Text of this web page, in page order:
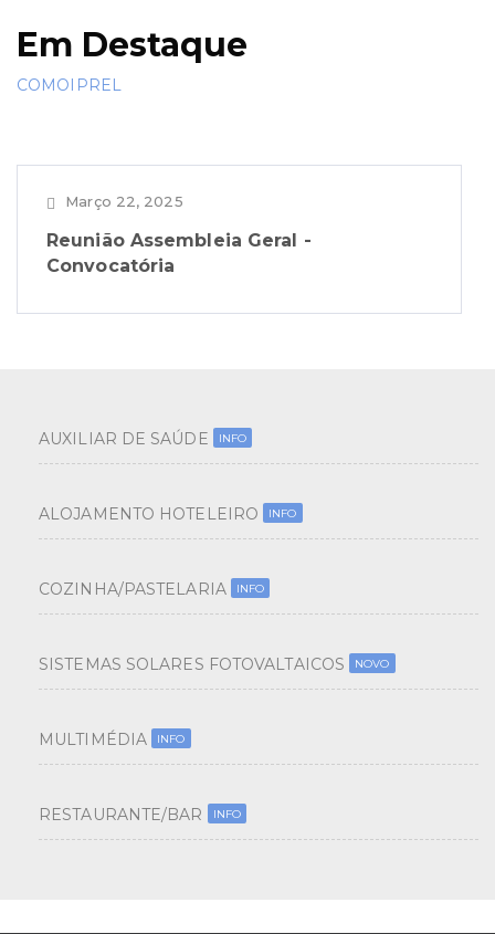
Em Destaque
COMOIPREL
Março 22, 2025
Reunião Assembleia Geral -
Convocatória
AUXILIAR DE SAÚDE INFO
ALOJAMENTO HOTELEIRO INFO
COZINHA/PASTELARIA INFO
SISTEMAS SOLARES FOTOVALTAICOS NOVO
MULTIMÉDIA INFO
RESTAURANTE/BAR INFO